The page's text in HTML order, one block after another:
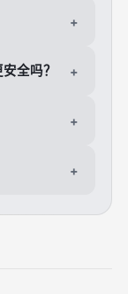
+
全吗？ +
+
+